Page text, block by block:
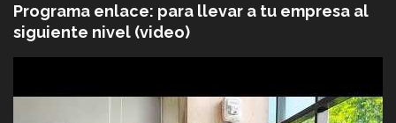
Programa enlace: para llevar a tu empresa al
siguiente nivel (video)